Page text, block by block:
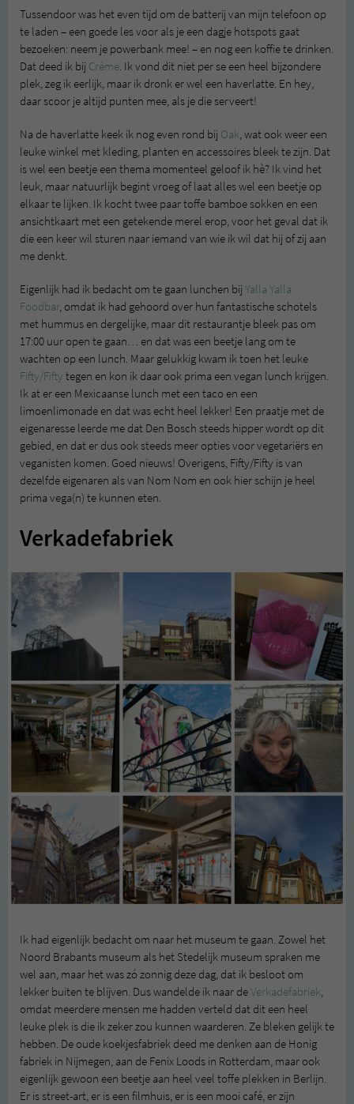
Tussendoor was het even tijd om de batterij van mijn telefoon op
te laden – een goede les voor als je een dagje hotspots gaat
bezoeken: neem je powerbank mee! – en nog een koffie te drinken.
Dat deed ik bij Crème. Ik vond dit niet per se een heel bijzondere
plek, zeg ik eerlijk, maar ik dronk er wel een haverlatte. En hey,
daar scoor je altijd punten mee, als je die serveert!
Na de haverlatte keek ik nog even rond bij Oak, wat ook weer een
leuke winkel met kleding, planten en accessoires bleek te zijn. Dat
is wel een beetje een thema momenteel geloof ik hè? Ik vind het
leuk, maar natuurlijk begint vroeg of laat alles wel een beetje op
elkaar te lijken. Ik kocht twee paar toffe bamboe sokken en een
ansichtkaart met een getekende merel erop, voor het geval dat ik
die een keer wil sturen naar iemand van wie ik wil dat hij of zij aan
me denkt.
Eigenlijk had ik bedacht om te gaan lunchen bij Yalla Yalla
Foodbar, omdat ik had gehoord over hun fantastische schotels
met hummus en dergelijke, maar dit restaurantje bleek pas om
17:00 uur open te gaan… en dat was een beetje lang om te
wachten op een lunch. Maar gelukkig kwam ik toen het leuke
Fifty/Fifty tegen en kon ik daar ook prima een vegan lunch krijgen.
Ik at er een Mexicaanse lunch met een taco en een
limoenlimonade en dat was echt heel lekker! Een praatje met de
eigenaresse leerde me dat Den Bosch steeds hipper wordt op dit
gebied, en dat er dus ook steeds meer opties voor vegetariërs en
veganisten komen. Goed nieuws! Overigens, Fifty/Fifty is van
dezelfde eigenaren als van Nom Nom en ook hier schijn je heel
prima vega(n) te kunnen eten.
Verkadefabriek
Ik had eigenlijk bedacht om naar het museum te gaan. Zowel het
Noord Brabants museum als het Stedelijk museum spraken me
wel aan, maar het was zó zonnig deze dag, dat ik besloot om
lekker buiten te blijven. Dus wandelde ik naar deVerkadefabriek,
omdat meerdere mensen me hadden verteld dat dit een heel
leuke plek is die ik zeker zou kunnen waarderen. Ze bleken gelijk te
hebben. De oude koekjesfabriek deed me denken aan de Honig
fabriek in Nijmegen, aan de Fenix Loods in Rotterdam, maar ook
eigenlijk gewoon een beetje aan heel veel toffe plekken in Berlijn.
Er is street-art, er is een filmhuis, er is een mooi café, er zijn